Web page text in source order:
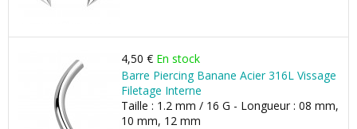
4,50 € En stock
Barre Piercing Banane Acier 316L Vissage
Filetage Interne
Taille : 1.2 mm / 16 G - Longueur : 08 mm,
10 mm, 12 mm